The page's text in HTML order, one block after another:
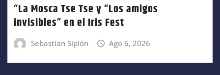
“La Mosca Tse Tse y “Los amigos
invisibles” en el Iris Fest
Sebastian Sipión Ago 6, 2026